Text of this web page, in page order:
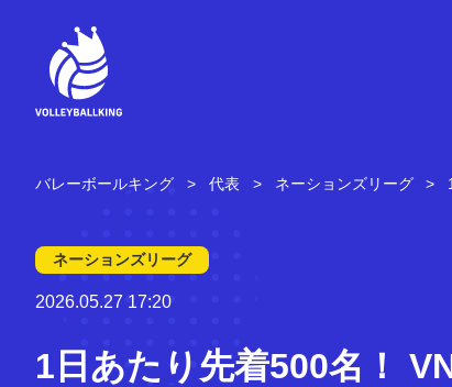
バレーボールキング 代表 ネーションズリーグ
ネーションズリーグ
2026.05.27 17:20
1日あたり先着500名！